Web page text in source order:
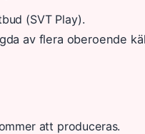
(SVT Play).
av flera oberoende
att produceras.